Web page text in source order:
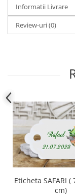
Informatii Livrare
Review-uri(0)
Eticheta SAFARI (
cm)